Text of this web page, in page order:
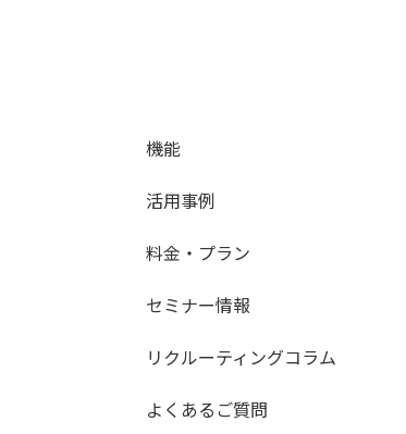
機能
活用事例
料金・プラン
セミナー情報
リクルーティングコラム
よくあるご質問